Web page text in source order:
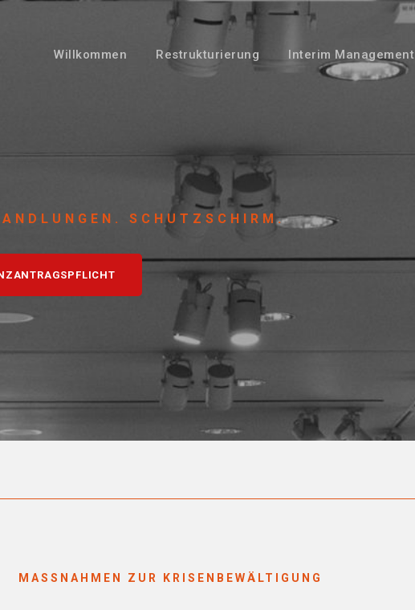
Willkommen Restrukturierung Interim Management
SCHUTZSCHIRM.
MASSNAHMEN ZUR KRISENBEWÄLTIGUNG